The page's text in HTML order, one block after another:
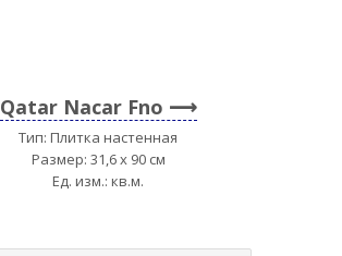
Qatar Nacar Fno
Тип: Плитка настенная
Размер: 31,6 x 90 см
Ед. изм.: кв.м.